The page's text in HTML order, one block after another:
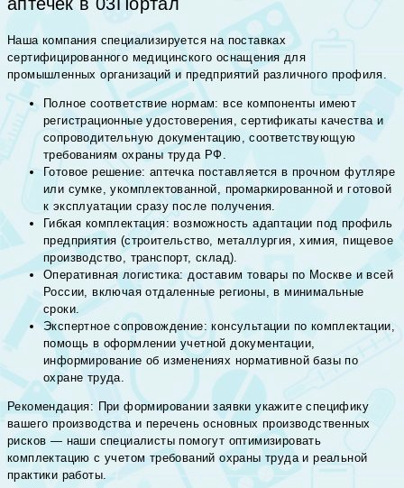
Наша компания специализируется на поставках
сертифицированного медицинского оснащения для
промышленных организаций и предприятий различного профиля.
Полное соответствие нормам: все компоненты имеют
регистрационные удостоверения, сертификаты качества и
сопроводительную документацию, соответствующую
требованиям охраны труда РФ.
Готовое решение: аптечка поставляется в прочном футляре
или сумке, укомплектованной, промаркированной и готовой
к эксплуатации сразу после получения.
Гибкая комплектация: возможность адаптации под профиль
предприятия (строительство, металлургия, химия, пищевое
производство, транспорт, склад).
Оперативная логистика: доставим товары по Москве и всей
России, включая отдаленные регионы, в минимальные
сроки.
Экспертное сопровождение: консультации по комплектации,
помощь в оформлении учетной документации,
информирование об изменениях нормативной базы по
охране труда.
Рекомендация: При формировании заявки укажите специфику
вашего производства и перечень основных производственных
рисков — наши специалисты помогут оптимизировать
комплектацию с учетом требований охраны труда и реальной
практики работы.